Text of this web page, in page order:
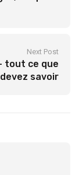
Next Post
tout ce que
savoir